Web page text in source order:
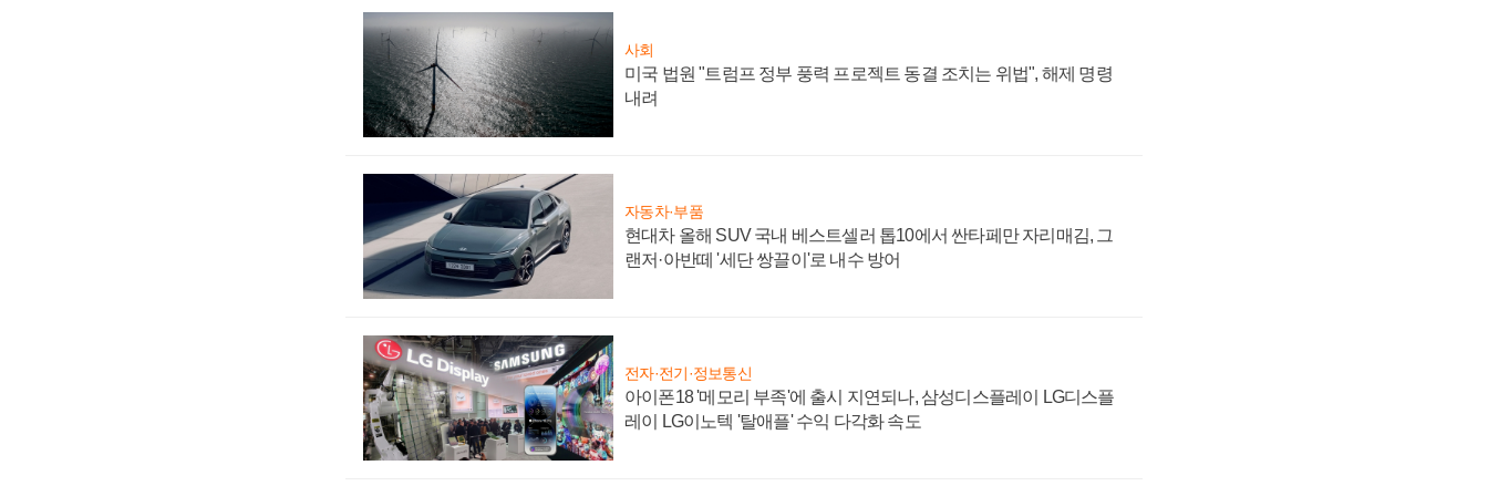
사회
미국 법원 "트럼프 정부 풍력 프로젝트 동결 조치는 위법", 해제 명령
내려
자동차·부품
현대차 올해 SUV 국내 베스트셀러 톱10에서 싼타페만 자리매김, 그
랜저·아반떼 '세단 쌍끌이'로 내수 방어
전자·전기·정보통신
아이폰18 '메모리 부족'에 출시 지연되나, 삼성디스플레이 LG디스플
레이 LG이노텍 '탈애플' 수익 다각화 속도